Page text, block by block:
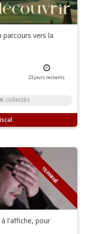
parcours vers la
23jours restants
collectés
TERMINÉ
l'affiche, pour